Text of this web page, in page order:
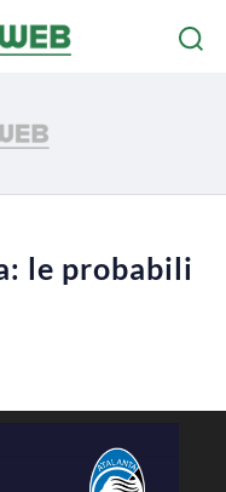
le probabili